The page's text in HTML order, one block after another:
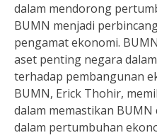
dalam mendorong
BUMN menjadi
pengamat ekonomi.
aset penting negara
terhadap pembangunan
BUMN, Erick Thohir,
dalam memastikan
dalam pertumbuhan